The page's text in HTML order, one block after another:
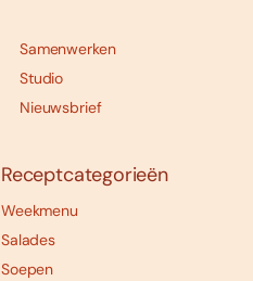
Samenwerken
Studio
Nieuwsbrief
Receptcategorieën
Weekmenu
Salades
Soepen